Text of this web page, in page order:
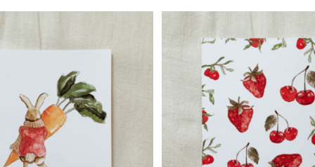
variations.
être
page
du
produit